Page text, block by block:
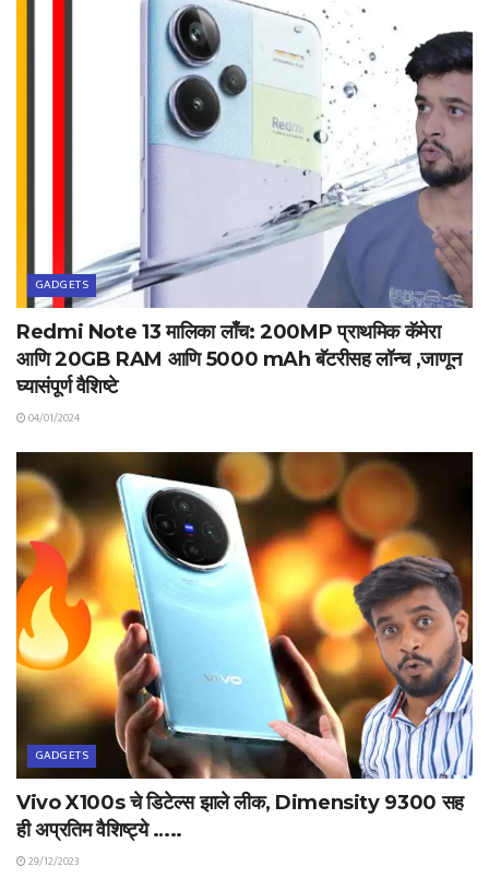
GADGETS
Redmi Note 13 मालिका लाँच: 200MP प्राथमिक कॅमेरा
आणि 20GB RAM आणि 5000 mAh बॅटरीसह लॉन्च ,जाणून
घ्यासंपूर्ण वैशिष्टे
04/01/2024
GADGETS
Vivo X100s चे डिटेल्स झाले लीक, Dimensity 9300 सह
ही अप्रतिम वैशिष्ट्ये …..
29/12/2023